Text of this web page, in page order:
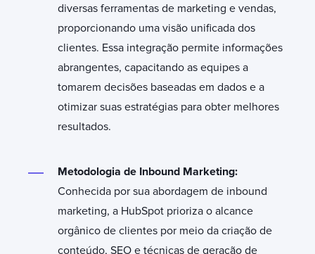
diversas ferramentas de marketing e vendas,
proporcionando uma visão unificada dos
clientes. Essa integração permite informações
abrangentes, capacitando as equipes a
tomarem decisões baseadas em dados e a
otimizar suas estratégias para obter melhores
resultados.
Metodologia de Inbound Marketing:
Conhecida por sua abordagem de inbound
marketing, a HubSpot prioriza o alcance
orgânico de clientes por meio da criação de
conteúdo, SEO e técnicas de geração de